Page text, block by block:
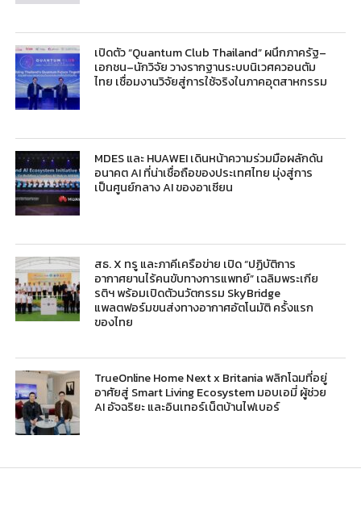
เปิดตัว “Quantum Club Thailand” ผนึกภาครัฐ–
เอกชน–นักวิจัย วางรากฐานระบบนิเวศควอนตัม
ไทย เชื่อมงานวิจัยสู่การใช้จริงในภาคอุตสาหกรรม
MDES และ HUAWEI เดินหน้าความร่วมมือผลักดัน
อนาคต AI ที่น่าเชื่อถือของประเทศไทย มุ่งสู่การ
เป็นศูนย์กลาง AI ของอาเซียน
สธ. X ทรู และภาคีเครือข่าย เปิด “ปฏิบัติการ
อากาศยานไร้คนขับทางการแพทย์” เฉลิมพระเกีย
รติฯ พร้อมเปิดตัวนวัตกรรม SkyBridge
แพลตฟอร์มขนส่งทางอากาศอัตโนมัติ ครั้งแรก
ของไทย
TrueOnline Home Next x Britania พลิกโฉมที่อยู่
อาศัยสู่ Smart Living Ecosystem มอบเอมี่ ผู้ช่วย
AI อัจฉริยะ และอินเทอร์เน็ตบ้านไฟเบอร์